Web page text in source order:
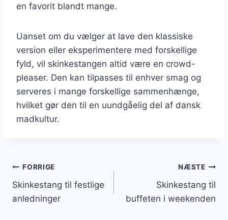
en favorit blandt mange.
Uanset om du vælger at lave den klassiske
version eller eksperimentere med forskellige
fyld, vil skinkestangen altid være en crowd-
pleaser. Den kan tilpasses til enhver smag og
serveres i mange forskellige sammenhænge,
hvilket gør den til en uundgåelig del af dansk
madkultur.
Indlægsnavigation
FORRIGE
Skinkestang til festlige
anledninger
NÆSTE
Skinkestang til
buffeten i weekenden